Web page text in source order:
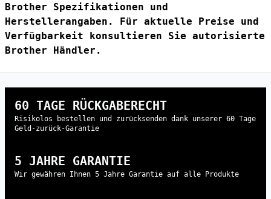
Brother Spezifikationen und
Herstellerangaben. Für aktuelle Preise und
Verfügbarkeit konsultieren Sie autorisierte
Brother Händler.
60 TAGE RÜCKGABERECHT
Risikolos bestellen und zurücksenden dank unserer 60 Tage
Geld-zurück-Garantie
5 JAHRE GARANTIE
Wir gewähren Ihnen 5 Jahre Garantie auf alle Produkte